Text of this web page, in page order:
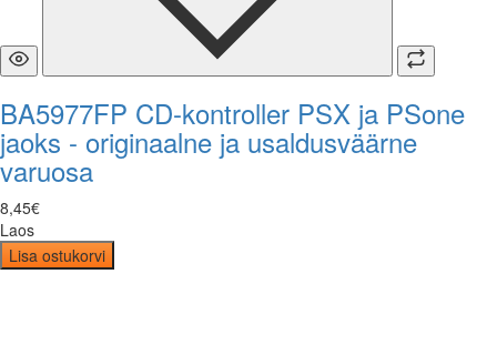
BA5977FP CD-kontroller PSX ja PSone
jaoks - originaalne ja usaldusväärne
varuosa
8,45€
Laos
Lisa ostukorvi